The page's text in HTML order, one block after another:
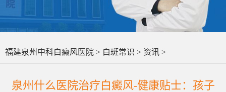
福建泉州中科白癜风医院 > 白斑常识 > 资讯 >
泉州什么医院治疗白癜风-健康贴士：孩子